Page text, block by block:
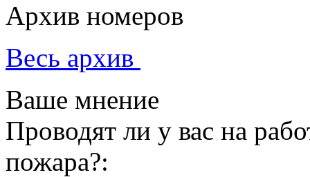
Архив номеров
Весь архив
Ваше мнение
Проводят ли у вас на
пожара?: